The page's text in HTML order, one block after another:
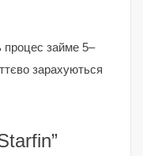
процес займе 5–
зарахуються